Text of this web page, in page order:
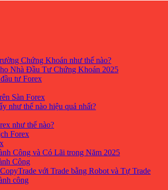
Chứng Khoán như thế nào?
Nhà Đầu Tư Chứng Khoán 2025
tư Forex
Sàn Forex
như thế nào hiệu quả nhất?
như thế nào?
Forex
Công và Có Lãi trong Năm 2025
Công
với Trade bằng Robot và Tự Trade
công